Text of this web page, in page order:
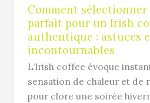
Comment
parfait pour un Irish
authentique : astuces
incontournables
L’Irish coffee évoque
sensation de chaleur et de
pour clore une soirée
:
astuces
et
marques
incontournables